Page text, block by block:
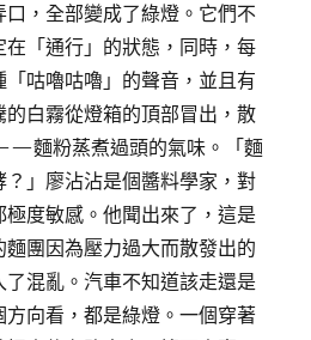
，全部變成了綠燈。它們不
「通行」的狀態，同時，每
咕嚕咕嚕」的聲音，並且有
白霧從燈箱的頂部冒出，散
麵粉蒸煮過頭的氣味。「麵
」廖沾沾是個醬料學家，對
度敏感。他聞出來了，這是
團因為壓力過大而散發出的
混亂。汽車不知道該走還是
向看，都是綠燈。一個穿著